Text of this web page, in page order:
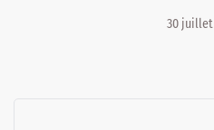
30 juillet